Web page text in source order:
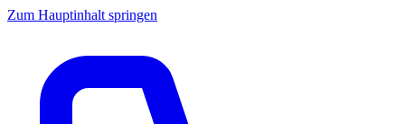
Zum Hauptinhalt springen